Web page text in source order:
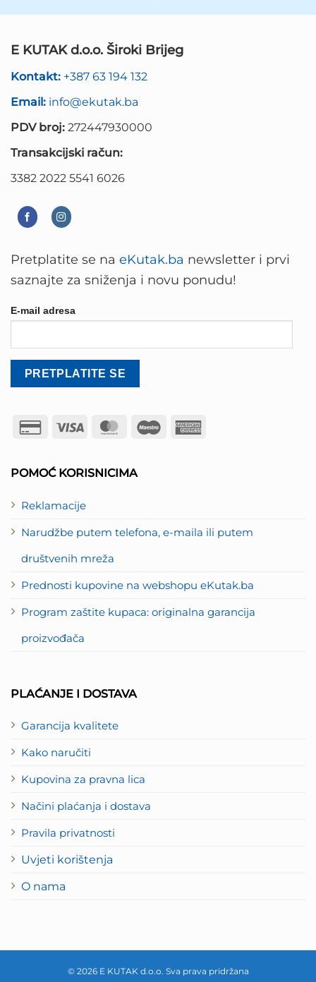
E KUTAK d.o.o. Široki Brijeg
Kontakt: +387 63 194 132
Email: info@ekutak.ba
PDV broj: 272447930000
Transakcijski račun:
3382 2022 5541 6026
POMOĆ KORISNICIMA
Reklamacije
Narudžbe putem telefona, e-maila ili putem
društvenih mreža
Prednosti kupovine na webshopu eKutak.ba
Program zaštite kupaca: originalna garancija
proizvođača
PLAĆANJE I DOSTAVA
Garancija kvalitete
Kako naručiti
Kupovina za pravna lica
Načini plaćanja i dostava
Pravila privatnosti
Uvjeti korištenja
O nama
Pretplatite se na eKutak.ba newsletter i prvi
saznajte za sniženja i novu ponudu!
E-mail adresa
Credit
Visa MasterCard
Maestro
© 2026 E KUTAK d.o.o. Sva prava pridržana